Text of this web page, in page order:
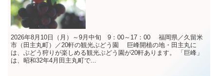
2026年8月10日（月）～9月中旬 9：00～17：00 福岡県／久留米
市（田主丸町）／20軒の観光ぶどう園 巨峰開植の地・田主丸に
は、ぶどう狩りが楽しめる観光ぶどう園が20軒あります。 「巨峰」
は、昭和32年4月田主丸町で...